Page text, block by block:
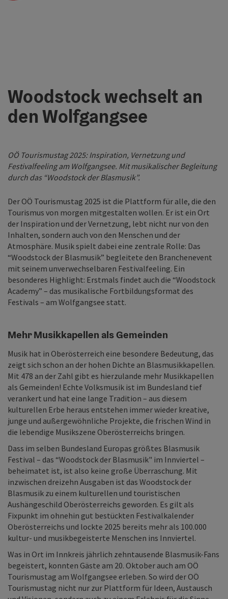
Woodstock wechselt an
den Wolfgangsee
OÖ Tourismustag 2025: Inspiration, Vernetzung und
Festivalfeeling am Wolfgangsee. Mit musikalischer Begleitung
durch das “Woodstock der Blasmusik”.
Der OÖ Tourismustag 2025 ist die Plattform für alle, die den
Tourismus von morgen mitgestalten wollen. Er ist ein Ort
der Inspiration und der Vernetzung, lebt nicht nur von den
Inhalten, sondern auch von den Menschen und der
Atmosphäre. Musik spielt dabei eine zentrale Rolle: Das
“Woodstock der Blasmusik” begleitete den Branchenevent
mit seinem unverwechselbaren Festivalfeeling. Ein
besonderes Highlight: Erstmals findet auch die “Woodstock
Academy” – das musikalische Fortbildungsformat des
Festivals – am Wolfgangsee statt.
Mehr Musikkapellen als Gemeinden
Musik hat in Oberösterreich eine besondere Bedeutung, das
zeigt sich schon an der hohen Dichte an Blasmusikkapellen.
Mit 478 an der Zahl gibt es hierzulande mehr Musikkapellen
als Gemeinden! Echte Volksmusik ist im Bundesland tief
verankert und hat eine lange Tradition – aus diesem
kulturellen Erbe heraus entstehen immer wieder kreative,
junge und außergewöhnliche Projekte, die frischen Wind in
die lebendige Musikszene Oberösterreichs bringen.
Dass im selben Bundesland Europas größtes Blasmusik
Festival – das “Woodstock der Blasmusik" im Innviertel –
beheimatet ist, ist also keine große Überraschung. Mit
inzwischen dreizehn Ausgaben ist das Woodstock der
Blasmusik zu einem kulturellen und touristischen
Aushängeschild Oberösterreichs geworden. Es gilt als
Fixpunkt im ohnehin gut bestückten Festivalkalender
Oberösterreichs und lockte 2025 bereits mehr als 100.000
kultur- und musikbegeisterte Menschen ins Innviertel.
Was in Ort im Innkreis jährlich zehntausende Blasmusik-Fans
begeistert, konnten Gäste am 20. Oktober auch am OÖ
Tourismustag am Wolfgangsee erleben. So wird der OÖ
Tourismustag nicht nur zur Plattform für Ideen, Austausch